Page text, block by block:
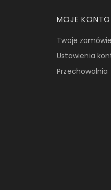
MOJE KONTO
Twoje
Ustawienia
Przechowalnia